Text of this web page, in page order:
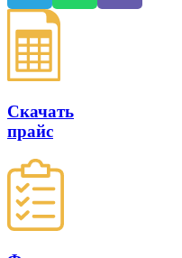
Скачать
прайс